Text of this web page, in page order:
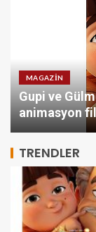
MAGAZIN
Gupi ve
animasyon
TRENDLER